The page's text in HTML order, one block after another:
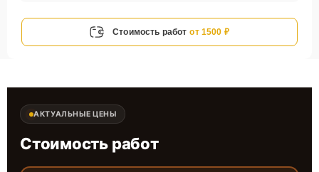
Стоимость работ от 1500 ₽
АКТУАЛЬНЫЕ ЦЕНЫ
Стоимость работ